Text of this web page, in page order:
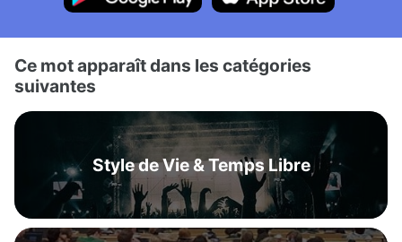
Ce mot apparaît dans les catégories
suivantes
Style de Vie & Temps Libre